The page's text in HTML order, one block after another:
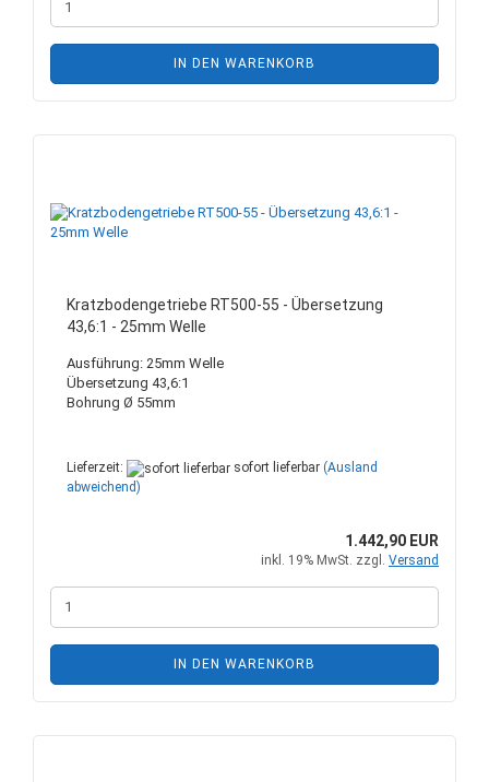
IN DEN WARENKORB
Kratzbodengetriebe RT500-55 - Übersetzung
43,6:1 - 25mm Welle
Ausführung: 25mm Welle
Übersetzung 43,6:1
Bohrung Ø 55mm
Lieferzeit: sofort lieferbar (Ausland
abweichend)
1.442,90 EUR
inkl. 19% MwSt. zzgl. Versand
IN DEN WARENKORB